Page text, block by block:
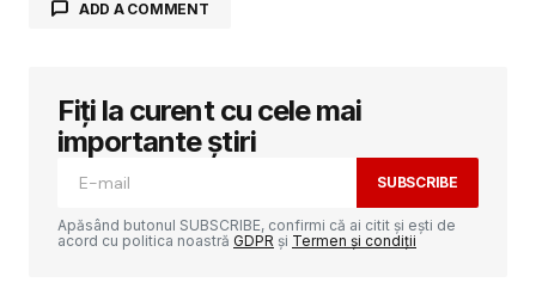
ADD A COMMENT
Adresa ta de email nu va fi publicată.
Câmpurile obligatorii sunt marcate cu
Fiți la curent cu cele mai
importante știri
SUBSCRIBE
Apăsând butonul SUBSCRIBE, confirmi că ai citit și ești de
acord cu politica noastră GDPR și Termen și condiții